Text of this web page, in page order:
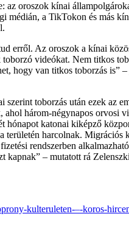
az oroszok kínai
médián, a TikTokon és más
erről. Az oroszok a kínai
toborzó videókat. Nem titkos
hogy van titkos toborzás is”
szerint toborzás után ezek az
ahol három-négynapos orvosi
hónapot katonai kiképző
területén harcolnak. Migrációs
rendszerben
kapnak” – mutatott rá